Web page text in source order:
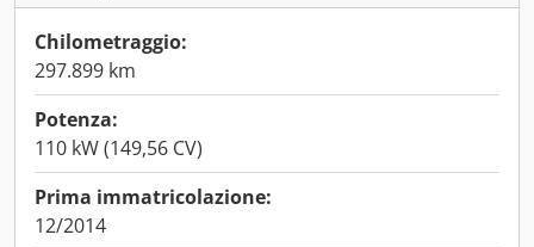
Chilometraggio:
297.899 km
Potenza:
110 kW (149,56 CV)
Prima immatricolazione:
12/2014